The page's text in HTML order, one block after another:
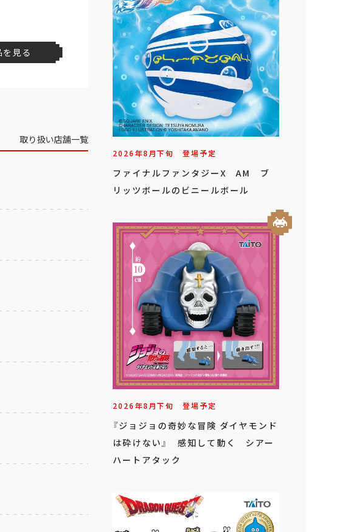
見る
取り扱い店舗一覧
2026年8月下旬 登場予定
ファイナルファンタジーX AM ブ
リッツボールのビニールボール
2026年8月下旬 登場予定
『ジョジョの奇妙な冒険 ダイヤモンド
は砕けない』 感知して動く シアー
ハートアタック